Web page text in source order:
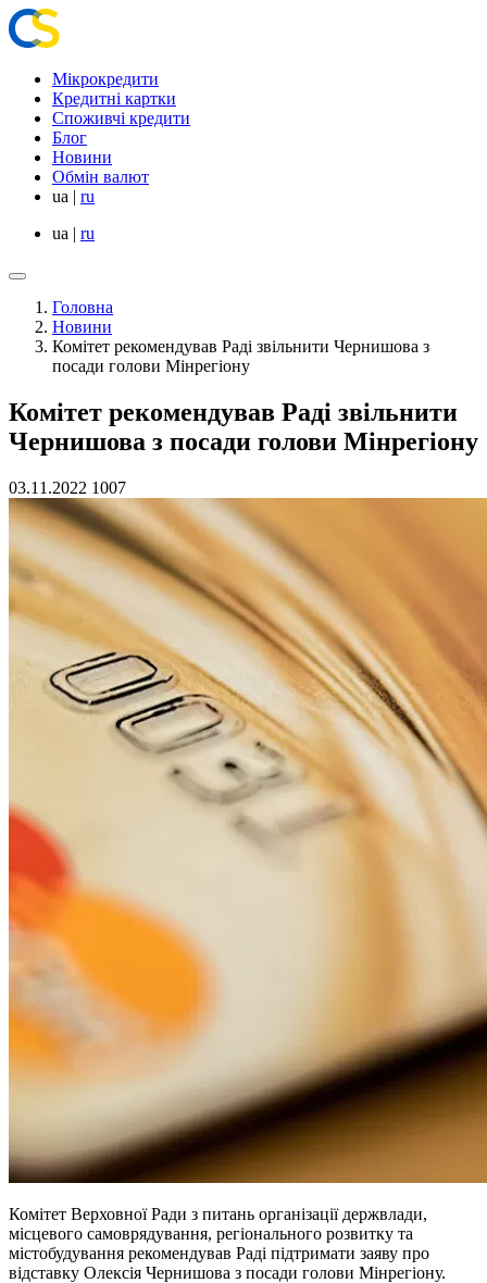
Мікрокредити
Кредитні картки
Споживчі кредити
Блог
Новини
Обмін валют
ua | ru
ua | ru
Головна
Новини
Комітет рекомендував Раді звільнити Чернишова з
посади голови Мінрегіону
Комітет рекомендував Раді звільнити
Чернишова з посади голови Мінрегіону
03.11.2022 1007
Комітет Верховної Ради з питань організації держвлади,
місцевого самоврядування, регіонального розвитку та
містобудування рекомендував Раді підтримати заяву про
відставку Олексія Чернишова з посади голови Мінрегіону.